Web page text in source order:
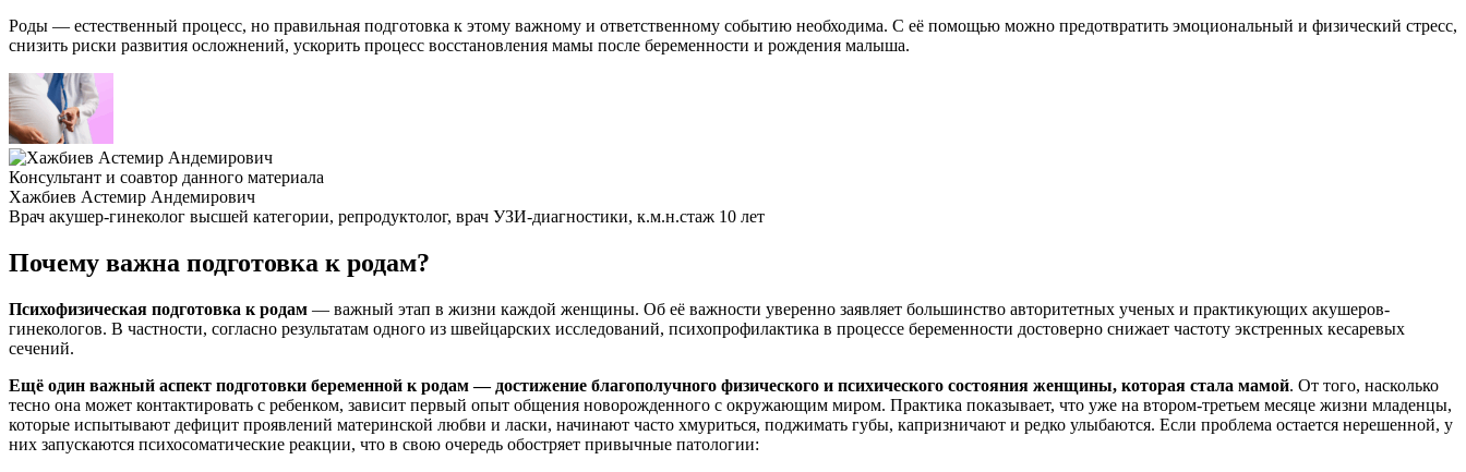
Роды — естественный процесс, но правильная подготовка к этому важному и ответственному событию необходима. С её помощью можно предотвратить эмоциональный и физический стресс,
снизить риски развития осложнений, ускорить процесс восстановления мамы после беременности и рождения малыша.
Консультант и соавтор данного материала
Хажбиев Астемир Андемирович
Врач акушер-гинеколог высшей категории, репродуктолог, врач УЗИ-диагностики, к.м.н.стаж 10 лет
Почему важна подготовка к родам?
Психофизическая подготовка к родам — важный этап в жизни каждой женщины. Об её важности уверенно заявляет большинство авторитетных ученых и практикующих акушеров-
гинекологов. В частности, согласно результатам одного из швейцарских исследований, психопрофилактика в процессе беременности достоверно снижает частоту экстренных кесаревых
сечений.
Ещё один важный аспект подготовки беременной к родам — достижение благополучного физического и психического состояния женщины, которая стала мамой. От того, насколько
тесно она может контактировать с ребенком, зависит первый опыт общения новорожденного с окружающим миром. Практика показывает, что уже на втором-третьем месяце жизни младенцы,
которые испытывают дефицит проявлений материнской любви и ласки, начинают часто хмуриться, поджимать губы, капризничают и редко улыбаются. Если проблема остается нерешенной, у
них запускаются психосоматические реакции, что в свою очередь обостряет привычные патологии: